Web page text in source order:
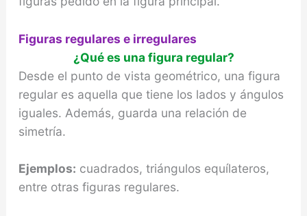
Figuras regulares e irregulares
¿Qué es una figura regular?
Desde el punto de vista geométrico, una figura
regular es aquella que tiene los lados y ángulos
iguales. Además, guarda una relación de
simetría.
Ejemplos: cuadrados, triángulos equílateros,
entre otras figuras regulares.